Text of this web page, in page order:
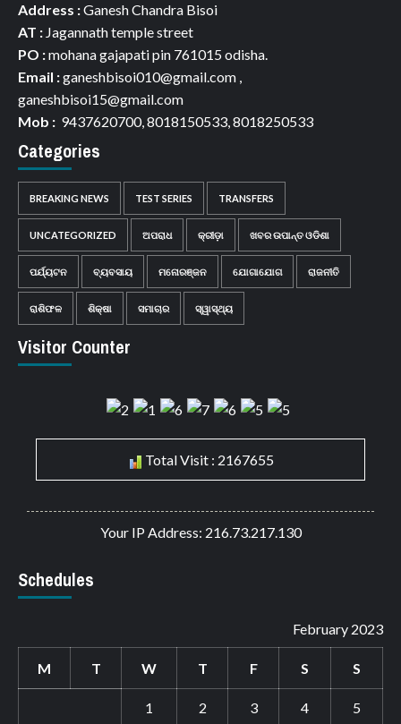
Address :Ganesh Chandra Bisoi
AT : Jagannath temple street
PO :mohana gajapati pin 761015 odisha.
Email :ganeshbisoi010@gmail.com ,
ganeshbisoi15@gmail.com
Mob : 9437620700, 8018150533, 8018250533
Categories
BREAKING NEWS TEST SERIES TRANSFERS
UNCATEGORIZED ଅପରାଧ କ୍ରୀଡ଼ା ଖବର ଉପାନ୍ତ ଓଡିଶା
ପର୍ଯ୍ୟଟନ ବ୍ୟବସାୟ ମନୋରଞ୍ଜନ ଯୋଗାଯୋଗ ରାଜନୀତି
ରାଶିଫଳ ଶିକ୍ଷା ସମାଚାର ସ୍ୱାସ୍ଥ୍ୟ
Visitor Counter
Total Visit : 2167655
Your IP Address: 216.73.217.130
Schedules
February 2023
M T W T F S S
1 2 3 4 5